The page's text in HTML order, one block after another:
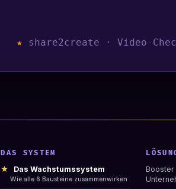
★ share2create · Video-
DAS SYSTEM
★
Das Wachstumssystem
Wie alle 6 Bausteine zusammenwirken
Booster